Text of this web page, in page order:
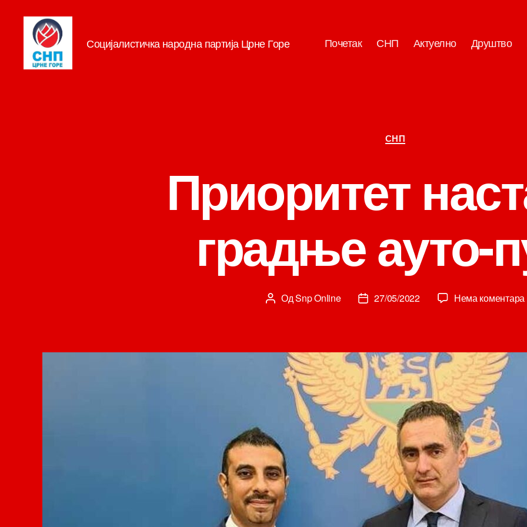
Социјалистичка народна партија Црне Горе Почетак СНП Актуелно Друштво
Категорије
СНП
Приоритет
градње ауто-
Аутор
ОдSnp Online
Датум
27/05/2022 Нема коментара